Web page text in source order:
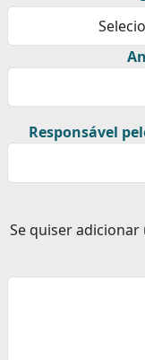
Responsável
Se quiser